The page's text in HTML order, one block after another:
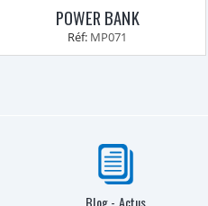
POWER BANK
Réf: MP071